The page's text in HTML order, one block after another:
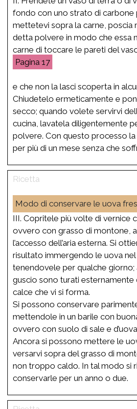
fondo con uno strato di carbone
mettetevi sopra la carne, poscia
detta polvere in modo che essa
carne di toccare le pareti del
17
e che non la lasci scoperta in
Chiudetelo ermeticamente e
secco; quando volete servirvi
cucina, lavatela diligentemente
polvere. Con questo processo
per più di un mese senza che
Modo di conservare le uova
III. Copritele più volte di vernice
ovvero con grasso di montone,
l’accesso dell’aria esterna. Si
risultato immergendo le uova
tenendovele per qualche giorno;
guscio sono turati esternamente
calce che vi si forma.
Si possono conservare
mettendole in un barile con
ovvero con suolo di sale e
Ancora si possono mettere le
versarvi sopra del grasso di
non troppo caldo. In tal modo si
conservarle per un anno o due.